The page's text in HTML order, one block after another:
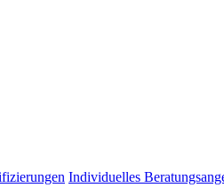
Individuelles